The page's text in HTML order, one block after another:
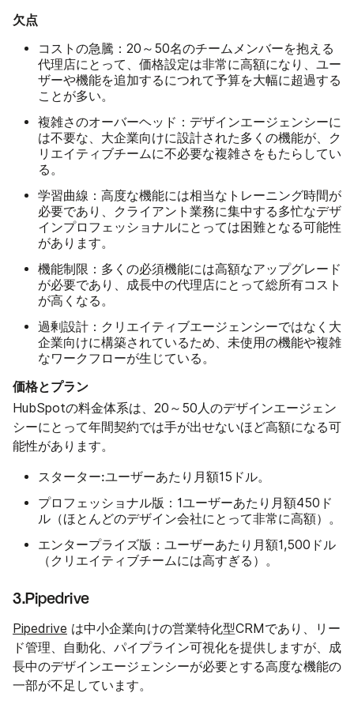
欠点
コストの急騰： 20～50名のチームメンバーを抱える
代理店にとって、価格設定は非常に高額になり、ユー
ザーや機能を追加するにつれて予算を大幅に超過する
ことが多い。
複雑さのオーバーヘッド： デザインエージェンシーに
は不要な、大企業向けに設計された多くの機能が、ク
リエイティブチームに不必要な複雑さをもたらしてい
る。
学習曲線： 高度な機能には相当なトレーニング時間が
必要であり、クライアント業務に集中する多忙なデザ
インプロフェッショナルにとっては困難となる可能性
があります。
機能制限： 多くの必須機能には高額なアップグレード
が必要であり、成長中の代理店にとって総所有コスト
が高くなる。
過剰設計： クリエイティブエージェンシーではなく大
企業向けに構築されているため、未使用の機能や複雑
なワークフローが生じている。
価格とプラン
HubSpotの料金体系は、20～50人のデザインエージェン
シーにとって年間契約では手が出せないほど高額になる可
能性があります。
スターター:ユーザーあたり月額15ドル。
プロフェッショナル版： 1ユーザーあたり月額450ド
ル（ほとんどのデザイン会社にとって非常に高額）。
エンタープライズ版： ユーザーあたり月額1,500ドル
（クリエイティブチームには高すぎる）。
3.Pipedrive
Pipedrive は中小企業向けの営業特化型CRMであり、リー
ド管理、自動化、パイプライン可視化を提供しますが、成
長中のデザインエージェンシーが必要とする高度な機能の
一部が不足しています。